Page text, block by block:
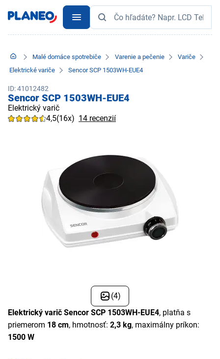
Malé domáce spotrebiče Varenie a pečenie
Variče
Elektrické variče
Sencor SCP 1503WH-EUE4
ID: 41012482
Sencor SCP 1503WH-EUE4
Elektrický varič
4,5(16x) 14 recenzií
(4)
Elektrický varič Sencor SCP 1503WH-EUE4, platňa s
priemerom 18 cm, hmotnosť: 2,3 kg, maximálny príkon:
1500 W